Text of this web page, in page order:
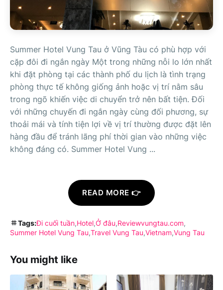
Summer Hotel Vung Tau ở Vũng Tàu có phù hợp với
cặp đôi đi ngắn ngày Một trong những nỗi lo lớn nhất
khi đặt phòng tại các thành phố du lịch là tình trạng
phòng thực tế không giống ảnh hoặc vị trí nằm sâu
trong ngõ khiến việc di chuyển trở nên bất tiện. Đối
với những chuyến đi ngắn ngày cùng đối phương, sự
thoải mái và tính tiện lợi về vị trí thường được đặt lên
hàng đầu để tránh lãng phí thời gian vào những việc
không đáng có. Summer Hotel Vung ...
READ MORE 👉
Tags:Đi cuối tuần Hotel Ở đâu Reviewvungtau.com
Summer Hotel Vung Tau Travel Vung Tau Vietnam Vung Tau
You might like